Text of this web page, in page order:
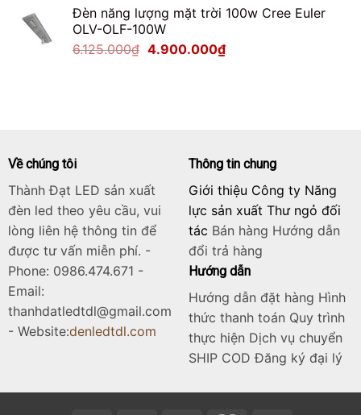
là:
2.125.000₫.
tại
1.700.000₫.
Đèn năng lượng mặt trời 100w Cree Euler
OLV-OLF-100W
6.125.000₫ Giá
4.900.000₫Giá
Về chúng tôi
Thành Đạt LED sản xuất
đèn led theo yêu cầu, vui
lòng liên hệ thông tin để
được tư vấn miễn phí. -
Phone: 0986.474.671 -
Email:
thanhdatledtdl@gmail.com
- Website:denledtdl.com
Thông tin chung
Giới thiệu Công ty Năng
lực sản xuất Thư ngỏ đối
tác Bán hàng Hướng dẫn
đổi trả hàng
Hướng dẫn
Hướng dẫn đặt hàng Hình
thức thanh toán Quy trình
thực hiện Dịch vụ chuyển
SHIP COD Đăng ký đại lý